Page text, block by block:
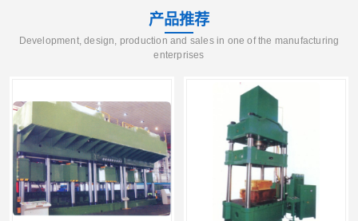
产品推荐
Development, design, production and sales in one of the manufacturing
enterprises